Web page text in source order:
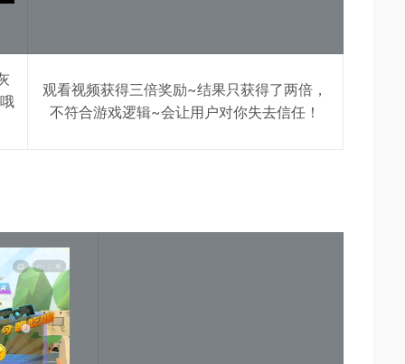
观看视频获得三倍奖励~结果只获得了两倍，
不符合游戏逻辑~会让用户对你失去信任！